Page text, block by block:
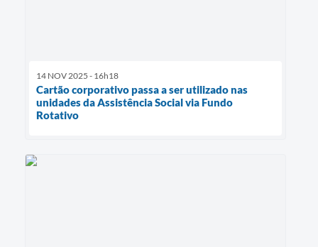
14 NOV 2025 - 16h18
Cartão corporativo passa a ser utilizado nas
unidades da Assistência Social via Fundo
Rotativo